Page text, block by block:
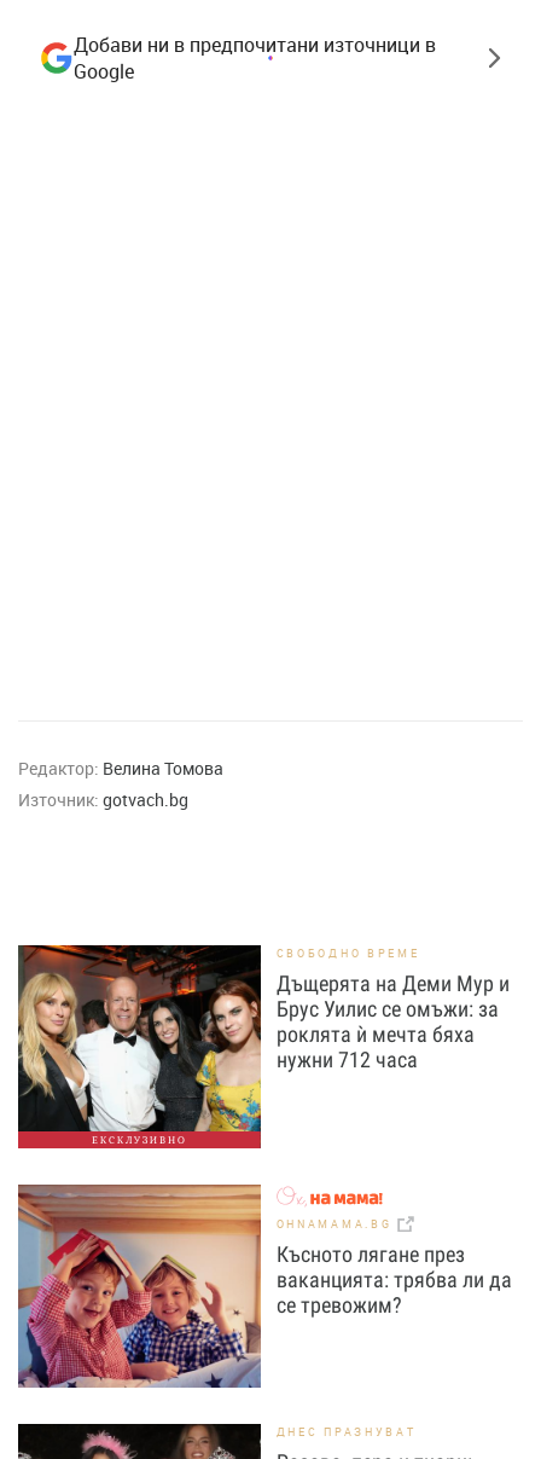
Добави ни в предпочитани източници в
Google
Редактор: Велина Томова
Източник: gotvach.bg
ЕКСКЛУЗИВНО
СВОБОДНО ВРЕМЕ
Дъщерята на Деми Мур и
Брус Уилис се омъжи: за
роклята ѝ мечта бяха
нужни 712 часа
OHNAMAMA.BG
Късното лягане през
ваканцията: трябва ли да
се тревожим?
ДНЕС ПРАЗНУВАТ